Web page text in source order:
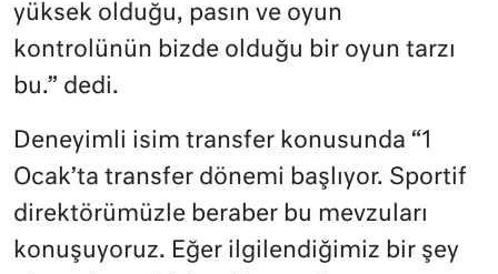
yüksek olduğu, pasın ve oyun
kontrolünün bizde olduğu bir oyun tarzı
bu.” dedi.
Deneyimli isim transfer konusunda “1
Ocak’ta transfer dönemi başlıyor. Sportif
direktörümüzle beraber bu mevzuları
konuşuyoruz. Eğer ilgilendiğimiz bir şey